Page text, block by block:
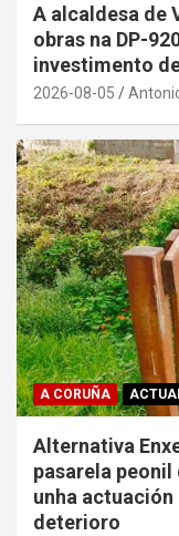
A alcaldesa de
obras na DP-
investimento
2026-08-05
A CORUÑA
Alternativa
pasarela
unha
deterioro